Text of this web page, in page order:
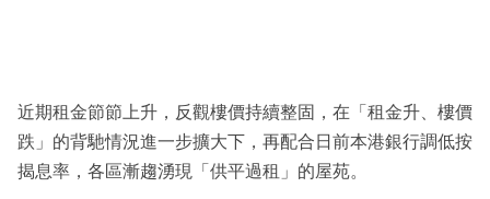
區
近期租金節節上升，反觀樓價持續整固，在「租金升、樓價
跌」的背馳情況進一步擴大下，再配合日前本港銀行調低按
揭息率，各區漸趨湧現「供平過租」的屋苑。